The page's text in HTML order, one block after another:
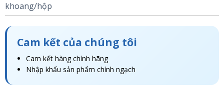
khoang/hộp
Cam kết của chúng tôi
Cam kết hàng chính hãng
Nhập khẩu sản phẩm chính ngạch